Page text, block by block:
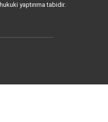
hukuki yaptırıma tabidir.